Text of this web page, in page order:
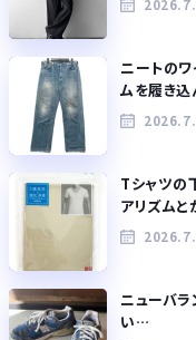
ニートのワ
ムを履き
Tシャツの
アリズムと
ニューバ
い…